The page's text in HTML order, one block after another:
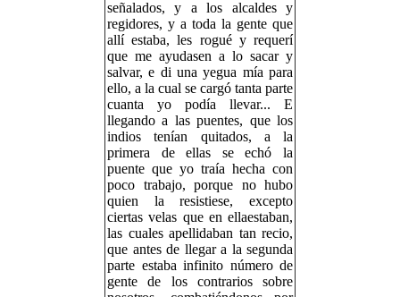
señalados, y a los alcaldes y
regidores, y a toda la gente que
allí estaba, les rogué y requerí
que me ayudasen a lo sacar y
salvar, e di una yegua mía para
ello, a la cual se cargó tanta parte
cuanta yo podía llevar... E
llegando a las puentes, que los
indios tenían quitados, a la
primera de ellas se echó la
puente que yo traía hecha con
poco trabajo, porque no hubo
quien la resistiese, excepto
ciertas velas que en ellaestaban,
las cuales apellidaban tan recio,
que antes de llegar a la segunda
parte estaba infinito número de
gente de los contrarios sobre